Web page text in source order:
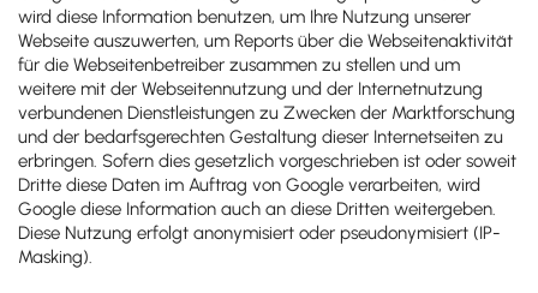
wird diese Information benutzen, um Ihre Nutzung unserer
Webseite auszuwerten, um Reports über die Webseitenaktivität
für die Webseitenbetreiber zusammen zu stellen und um
weitere mit der Webseitennutzung und der Internetnutzung
verbundenen Dienstleistungen zu Zwecken der Marktforschung
und der bedarfsgerechten Gestaltung dieser Internetseiten zu
erbringen. Sofern dies gesetzlich vorgeschrieben ist oder soweit
Dritte diese Daten im Auftrag von Google verarbeiten, wird
Google diese Information auch an diese Dritten weitergeben.
Diese Nutzung erfolgt anonymisiert oder pseudonymisiert (IP-
Masking).